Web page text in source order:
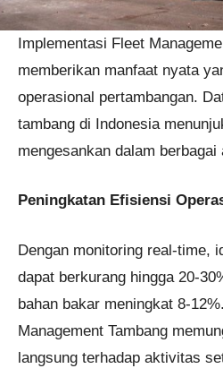
Implementasi Fleet
memberikan manfaat nyata
operasional pertambangan.
tambang di Indonesia
mengesankan dalam
Peningkatan Efisiensi
Dengan monitoring real-time,
dapat berkurang hingga 20-
bahan bakar meningkat 8-
Management Tambang
langsung terhadap aktivitas